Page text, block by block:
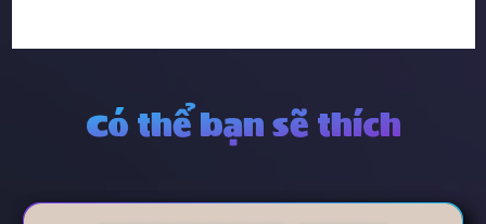
Có thể bạn sẽ thích